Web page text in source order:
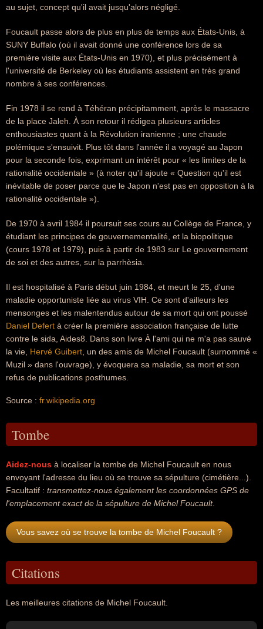
au sujet, concept qu'il avait jusqu'alors négligé.
Foucault passe alors de plus en plus de temps aux États-Unis, à
SUNY Buffalo (où il avait donné une conférence lors de sa
première visite aux États-Unis en 1970), et plus précisément à
l'université de Berkeley où les étudiants assistent en très grand
nombre à ses conférences.
Fin 1978 il se rend à Téhéran précipitamment, après le massacre
de la place Jaleh. À son retour il rédigea plusieurs articles
enthousiastes quant à la Révolution iranienne ; une chaude
polémique s'ensuivit. Plus tôt dans l'année il a voyagé au Japon
pour la seconde fois, exprimant un intérêt pour « les limites de la
rationalité occidentale » (à noter qu'il ajoute « Question qu'il est
inévitable de poser parce que le Japon n'est pas en opposition à la
rationalité occidentale »).
De 1970 à avril 1984 il poursuit ses cours au Collège de France, y
étudiant les principes de gouvernementalité, et la biopolitique
(cours 1978 et 1979), puis à partir de 1983 sur Le gouvernement
de soi et des autres, sur la parrhèsia.
Il est hospitalisé à Paris début juin 1984, et meurt le 25, d'une
maladie opportuniste liée au virus VIH. Ce sont d'ailleurs les
mensonges et les malentendus autour de sa mort qui ont poussé
Daniel Defert à créer la première association française de lutte
contre le sida, Aides8. Dans son livre À l'ami qui ne m'a pas sauvé
la vie, Hervé Guibert , un des amis de Michel Foucault (surnommé «
Muzil » dans l'ouvrage), y évoquera sa maladie, sa mort et son
refus de publications posthumes.
Source : fr.wikipedia.org
Tombe
Aidez-nous à localiser la tombe de Michel Foucault en nous
envoyant l'adresse du lieu où se trouve sa sépulture (cimétière...).
Facultatif : transmettez-nous également les coordonnées GPS de
l'emplacement exact de la sépulture de Michel Foucault.
Vous savez où se trouve la tombe de Michel Foucault ?
Citations
Les meilleures citations de Michel Foucault.